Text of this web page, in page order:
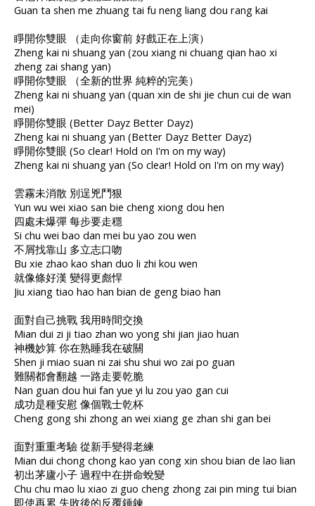
Guan ta shen me zhuang tai fu neng liang dou rang kai
睜開你雙眼 （走向你窗前 好戲正在上演）
Zheng kai ni shuang yan (zou xiang ni chuang qian hao xi
zheng zai shang yan)
睜開你雙眼 （全新的世界 純粹的完美）
Zheng kai ni shuang yan (quan xin de shi jie chun cui de wan
mei)
睜開你雙眼 (Better Dayz Better Dayz)
Zheng kai ni shuang yan (Better Dayz Better Dayz)
睜開你雙眼 (So clear! Hold on I'm on my way)
Zheng kai ni shuang yan (So clear! Hold on I'm on my way)
雲霧未消散 別逞兇鬥狠
Yun wu wei xiao san bie cheng xiong dou hen
四處未爆彈 每步要走穩
Si chu wei bao dan mei bu yao zou wen
不屑找靠山 多立志口吻
Bu xie zhao kao shan duo li zhi kou wen
就像條好漢 變得更彪悍
Jiu xiang tiao hao han bian de geng biao han
面對自己挑戰 我用時間交換
Mian dui zi ji tiao zhan wo yong shi jian jiao huan
神機妙算 你在熟睡我在破關
Shen ji miao suan ni zai shu shui wo zai po guan
難關都會翻越 一路走要乾脆
Nan guan dou hui fan yue yi lu zou yao gan cui
成功是種安慰 像個戰士乾杯
Cheng gong shi zhong an wei xiang ge zhan shi gan bei
面對重重考驗 從新手變得老練
Mian dui chong chong kao yan cong xin shou bian de lao lian
初出茅廬小子 過程中在拼命蛻變
Chu chu mao lu xiao zi guo cheng zhong zai pin ming tui bian
即使再累 失敗後的反覆錘鍊